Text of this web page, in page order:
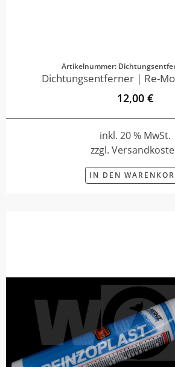
Artikelnummer:
Dichtungsentferner | Re-
12,00 €
inkl. 20 % MwSt.
zzgl.
IN DEN